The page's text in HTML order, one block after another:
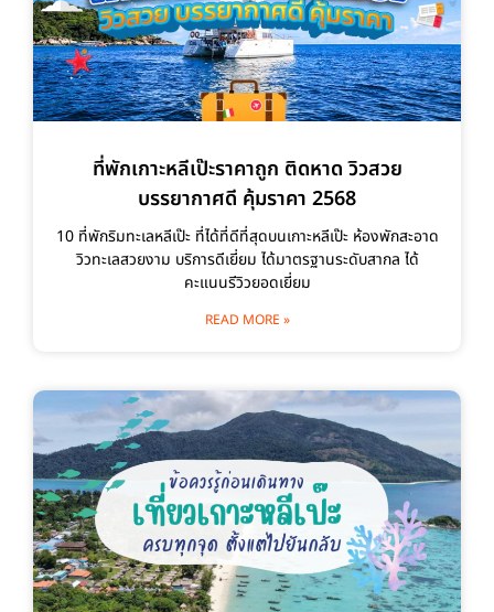
ที่พักเกาะหลีเป๊ะราคาถูก ติดหาด วิวสวย
บรรยากาศดี คุ้มราคา 2568
10 ที่พักริมทะเลหลีเป๊ะ ที่ได้ที่ดีที่สุดบนเกาะหลีเป๊ะ ห้องพักสะอาด
วิวทะเลสวยงาม บริการดีเยี่ยม ได้มาตรฐานระดับสากล ได้
คะแนนรีวิวยอดเยี่ยม
READ MORE »